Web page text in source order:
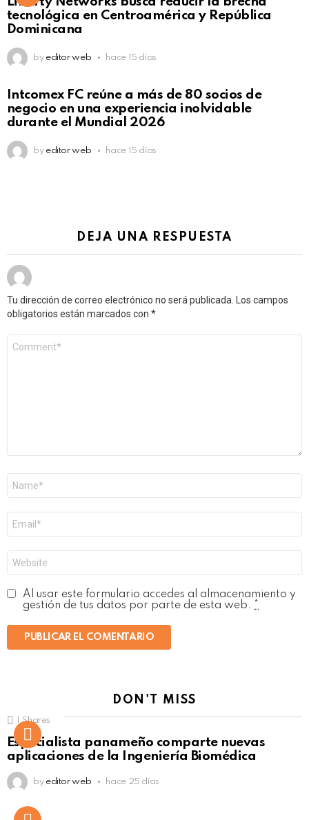
tecnológica en Centroamérica y República
Dominicana
by editor web hace 15 días
Intcomex FC reúne a más de 80 socios de
negocio en una experiencia inolvidable
durante el Mundial 2026
by editor web hace 15 días
DEJA UNA RESPUESTA
Tu dirección de correo electrónico no será publicada.
Los campos
obligatorios están marcados con *
electrónico
*
Al usar este formulario accedes al almacenamiento y
gestión de tus datos por parte de esta web.
DON'T MISS
Click to view this post
1 Shares
Especialista panameño comparte nuevas
aplicaciones de la Ingeniería Biomédica
by editor web hace 25 días